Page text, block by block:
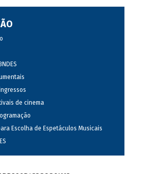
de cinema
Escolha de Espetáculos Musicais